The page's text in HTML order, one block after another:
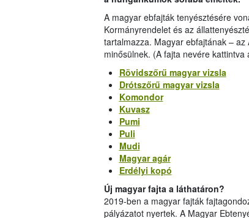
A magyar ebfajták tenyésztésére
Kormányrendelet és az
tartalmazza. Magyar ebfajtának –
minősülnek. (A fajta nevére
Rövidszőrű magyar vizsla
Drótszőrű magyar vizsla
Komondor
Kuvasz
Pumi
Puli
Mudi
Magyar agár
Erdélyi kopó
Új magyar fajta a láthatáron?
2019-ben a magyar fajták
pályázatot nyertek. A Magyar